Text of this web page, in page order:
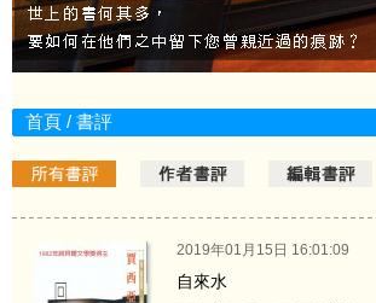
首頁 / 書評
2019年01月15日 16:01:09
自來水